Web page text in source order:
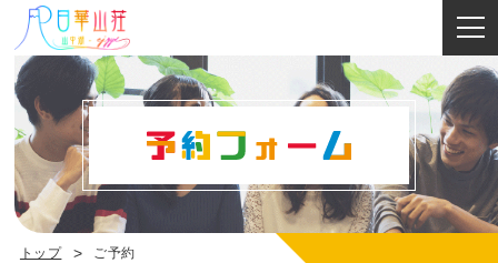
トップ ご予約